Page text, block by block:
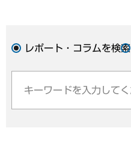
レポート・コラムを検索